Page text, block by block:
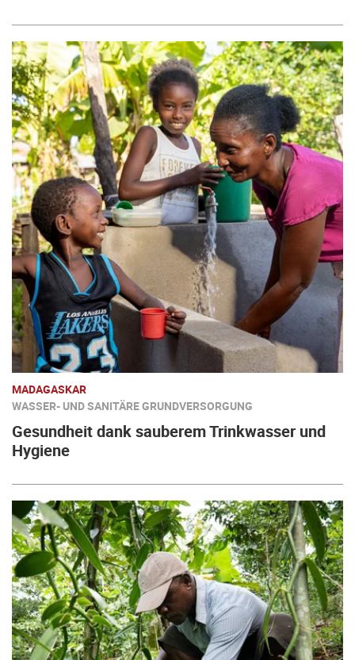
MADAGASKAR
WASSER- UND SANITÄRE GRUNDVERSORGUNG
Gesundheit dank sauberem Trinkwasser und
Hygiene